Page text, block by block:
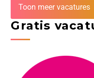
Toon meer vacatures
Gratis